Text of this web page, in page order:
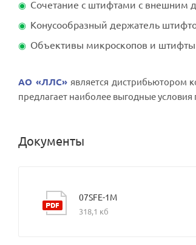
Сочетание с штифтами с внешним
Конусообразный держатель
Объективы микроскопов и штифты
АО «ЛЛС»является дистрибьютором
предлагает наиболее выгодные
Документы
07SFE-1M
318,1 кб